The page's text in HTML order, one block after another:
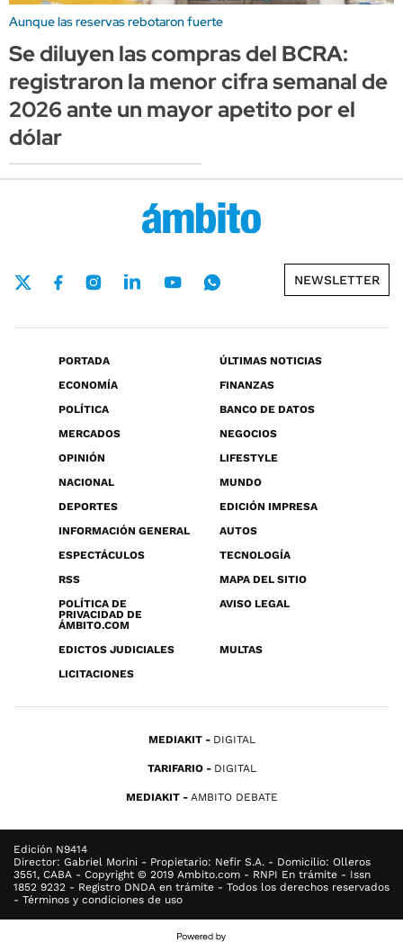
Aunque las reservas rebotaron fuerte
Se diluyen las compras del BCRA:
registraron la menor cifra semanal de
2026 ante un mayor apetito por el
dólar
NEWSLETTER
PORTADA
ÚLTIMAS NOTICIAS
ECONOMÍA
FINANZAS
POLÍTICA
BANCO DE DATOS
MERCADOS
NEGOCIOS
OPINIÓN
LIFESTYLE
NACIONAL
MUNDO
DEPORTES
EDICIÓN IMPRESA
INFORMACIÓN GENERAL
AUTOS
ESPECTÁCULOS
TECNOLOGÍA
RSS
MAPA DEL SITIO
POLÍTICA DE
PRIVACIDAD DE
ÁMBITO.COM
AVISO LEGAL
EDICTOS JUDICIALES
MULTAS
LICITACIONES
MEDIAKIT DIGITAL
TARIFARIO DIGITAL
MEDIAKIT AMBITO DEBATE
Edición N9414
Director: Gabriel Morini - Propietario: Nefir S.A. - Domicilio: Olleros
3551, CABA - Copyright © 2019 Ambito.com - RNPI En trámite - Issn
1852 9232 - Registro DNDA en trámite - Todos los derechos reservados
- Términos y condiciones de uso